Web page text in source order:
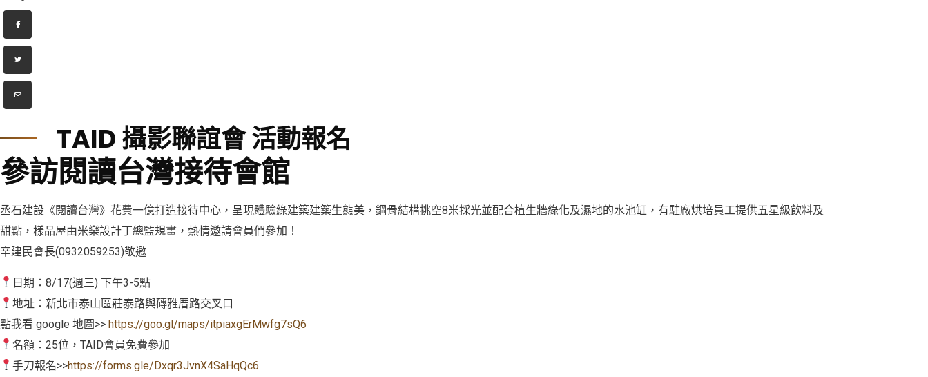
TAID 攝影聯誼會 活動報名
參訪閱讀台灣接待會館
丞石建設《閱讀台灣》花費一億打造接待中心，呈現體驗綠建築建築生態美，鋼骨結構挑空8米採光並配合植生牆綠化及濕地的水池缸，有駐廠烘培員工提供五星級飲料及
甜點，樣品屋由米樂設計丁總監規畫，熱情邀請會員們參加！
辛建民會長(0932059253)敬邀
日期：8/17(週三) 下午3-5點
地址：新北市泰山區莊泰路與磚雅厝路交叉口
點我看 google 地圖>> https://goo.gl/maps/itpiaxgErMwfg7sQ6
名額：25位，TAID會員免費參加
手刀報名>>https://forms.gle/Dxqr3JvnX4SaHqQc6
台北市室內設計裝修商業同業公會(TAID) 版權所有 Copyright © 2025 All rights reserved.
公會地址：104台北市中山區民生東路三段1號8樓 | 統一編號：04177697
電話：02-2503-1010 | 傳真：02-2509-2020 | 信箱： service@taid.org.tw
隱私權保護政策|網站安全政策